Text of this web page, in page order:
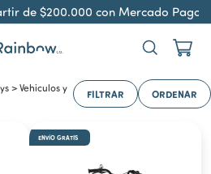
$200.000 con Mercado Pago
> Vehiculos y
FILTRAR ORDENAR
ENVÍO GRATIS